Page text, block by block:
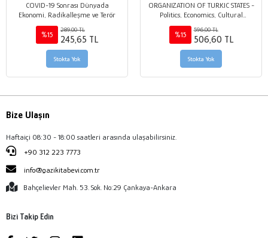
COVID-19 Sonrası Dünyada
Ekonomi, Radikalleşme ve Terör
%15
289,00 TL
245,65 TL
Stokta Yok
ORGANIZATION OF TURKIC STATES -
Politics, Economics, Cultural
Collaborations and 2040 Vision
%15
596,00 TL
506,60 TL
Stokta Yok
Bize Ulaşın
Haftaiçi 08:30 - 18:00 saatleri arasında ulaşabilirsiniz.
+90 312 223 7773
info@gazikitabevi.com.tr
Bahçelievler Mah. 53. Sok. No:29 Çankaya-Ankara
Bizi Takip Edin